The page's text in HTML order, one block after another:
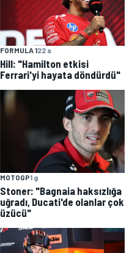
FORMULA 122 s
Hill: "Hamilton etkisi
Ferrari'yi hayata döndürdü"
MOTOGP1 g
Stoner: "Bagnaia haksızlığa
uğradı, Ducati'de olanlar çok
üzücü"